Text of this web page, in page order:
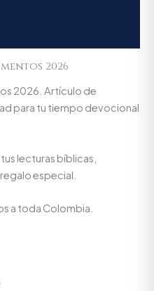
2026
2026. Artículo de
para tu tiempo devocional
lecturas bíblicas,
especial.
a toda Colombia.